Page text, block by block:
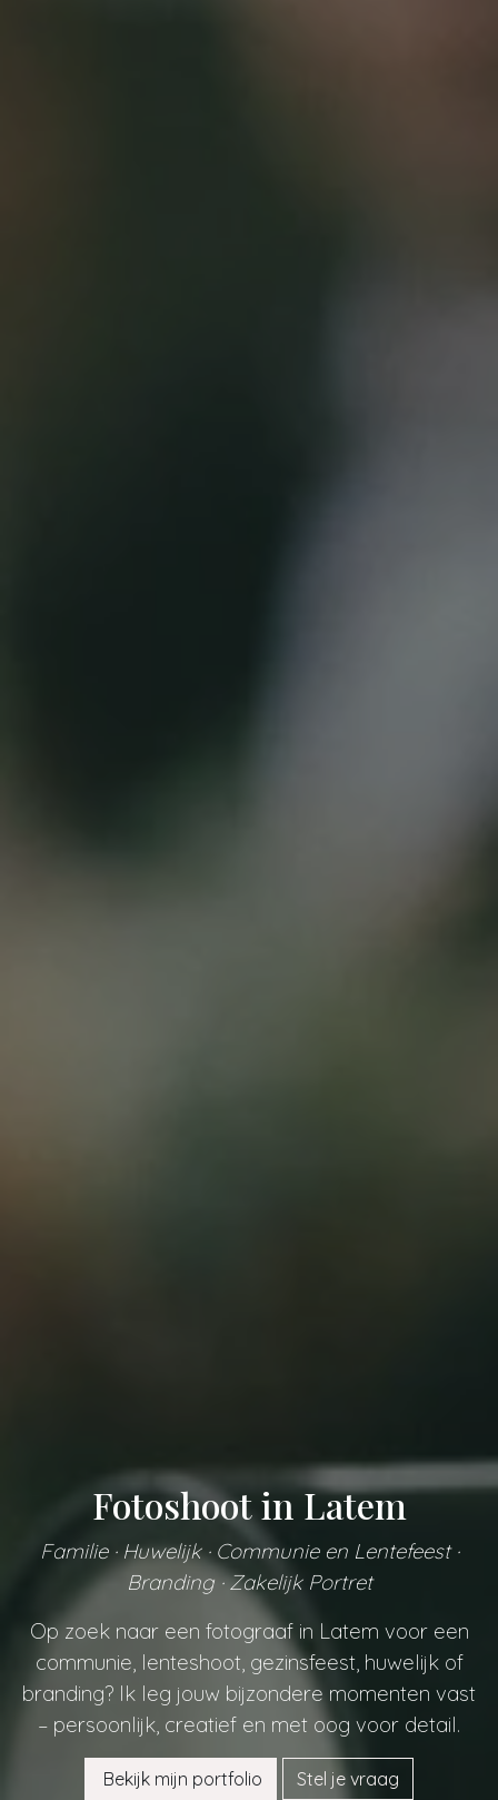
Fotoshoot in Latem
Familie · Huwelijk · Communie en Lentefeest ·
Branding · Zakelijk Portret
Op zoek naar een fotograaf in Latem voor een
communie, lenteshoot, gezinsfeest, huwelijk of
branding? Ik leg jouw bijzondere momenten vast
– persoonlijk, creatief en met oog voor detail.
Bekijk mijn portfolio Stel je vraag